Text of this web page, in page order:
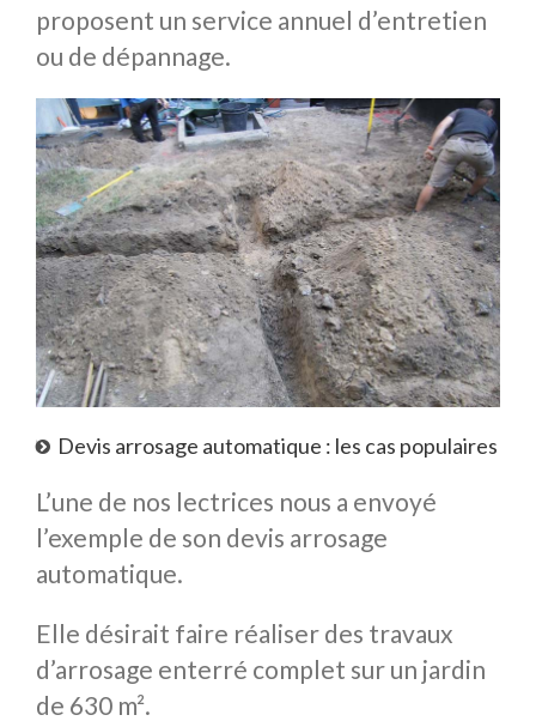
proposent un service annuel d’entretien
ou de dépannage.
Devis arrosage automatique : les cas populaires
L’une de nos lectrices nous a envoyé
l’exemple de son devis arrosage
automatique.
Elle désirait faire réaliser des travaux
d’arrosage enterré complet sur un jardin
de 630 m².